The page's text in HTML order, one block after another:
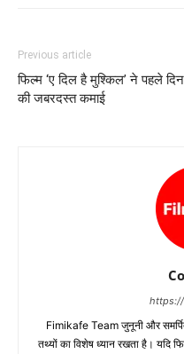
Previous article
फिल्‍म ‘ए दिल है मुश्‍किल’ ने पहले दिन
की जबरदस्‍त कमाई
Fimikafe Team जुनूनी और
तथ्‍यों का विशेष ध्‍यान रखता है। यदि